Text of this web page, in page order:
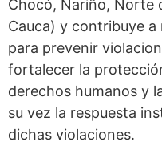
Chocó, Nariño, Norte
Cauca) y contribuye
para prevenir
fortalecer la
derechos humanos y
su vez la respuesta
dichas violaciones.